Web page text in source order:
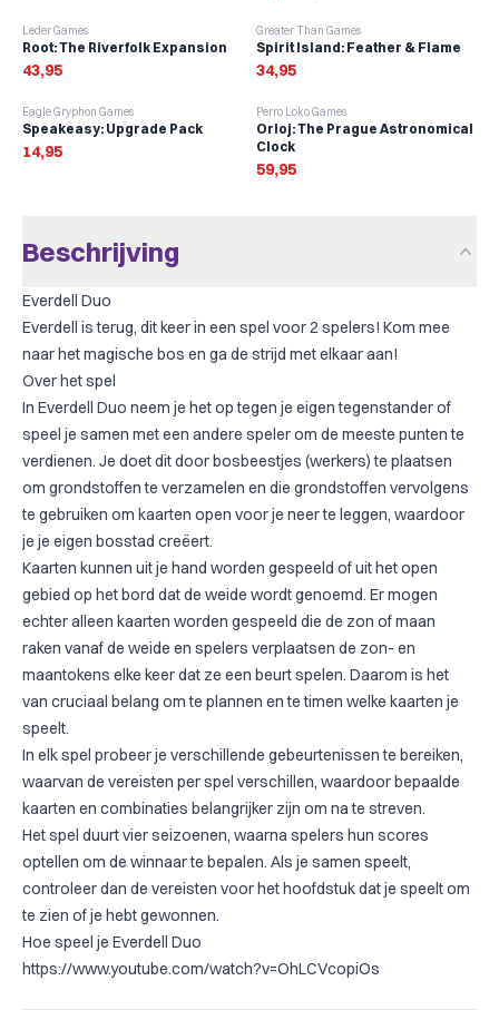
Leder Games
Root: The Riverfolk Expansion
43,95
Greater Than Games
Spirit Island: Feather & Flame
34,95
Eagle Gryphon Games
Speakeasy: Upgrade Pack
14,95
Perro Loko Games
Orloj: The Prague Astronomical
Clock
59,95
Beschrijving
Everdell Duo
Everdell is terug, dit keer in een spel voor 2 spelers! Kom mee
naar het magische bos en ga de strijd met elkaar aan!
Over het spel
In Everdell Duo neem je het op tegen je eigen tegenstander of
speel je samen met een andere speler om de meeste punten te
verdienen. Je doet dit door bosbeestjes (werkers) te plaatsen
om grondstoffen te verzamelen en die grondstoffen vervolgens
te gebruiken om kaarten open voor je neer te leggen, waardoor
je je eigen bosstad creëert.
Kaarten kunnen uit je hand worden gespeeld of uit het open
gebied op het bord dat de weide wordt genoemd. Er mogen
echter alleen kaarten worden gespeeld die de zon of maan
raken vanaf de weide en spelers verplaatsen de zon- en
maantokens elke keer dat ze een beurt spelen. Daarom is het
van cruciaal belang om te plannen en te timen welke kaarten je
speelt.
In elk spel probeer je verschillende gebeurtenissen te bereiken,
waarvan de vereisten per spel verschillen, waardoor bepaalde
kaarten en combinaties belangrijker zijn om na te streven.
Het spel duurt vier seizoenen, waarna spelers hun scores
optellen om de winnaar te bepalen. Als je samen speelt,
controleer dan de vereisten voor het hoofdstuk dat je speelt om
te zien of je hebt gewonnen.
Hoe speel je Everdell Duo
https://www.youtube.com/watch?v=OhLCVcopiOs